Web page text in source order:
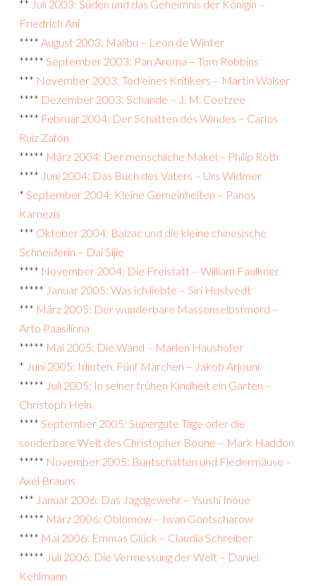
** Juli 2003: Süden und das Geheimnis der Königin –
Friedrich Ani
**** August 2003: Malibu – Leon de Winter
***** September 2003: Pan Aroma – Tom Robbins
*** November 2003: Tod eines Kritikers – Martin Walser
**** Dezember 2003: Schande – J. M. Coetzee
**** Februar 2004: Der Schatten des Windes – Carlos
Ruiz Zafón
***** März 2004: Der menschliche Makel – Philip Roth
**** Juni 2004: Das Buch des Vaters – Urs Widmer
* September 2004: Kleine Gemeinheiten – Panos
Karnezis
*** Oktober 2004: Balzac und die kleine chinesische
Schneiderin – Dai Sijie
**** November 2004: Die Freistatt – William Faulkner
***** Januar 2005: Was ich liebte – Siri Hustvedt
*** März 2005: Der wunderbare Massenselbstmord –
Arto Paasilinna
***** Mai 2005: Die Wand – Marlen Haushofer
* Juni 2005: Idioten. Fünf Märchen – Jakob Arjouni
***** Juli 2005: In seiner frühen Kindheit ein Garten –
Christoph Hein
**** September 2005: Supergute Tage oder die
sonderbare Welt des Christopher Boone – Mark Haddon
***** November 2005: Buntschatten und Fledermäuse –
Axel Brauns
*** Januar 2006: Das Jagdgewehr – Ysushi Inoue
***** März 2006: Oblomow – Iwan Gontscharow
**** Mai 2006: Emmas Glück – Claudia Schreiber
***** Juli 2006: Die Vermessung der Welt – Daniel
Kehlmann